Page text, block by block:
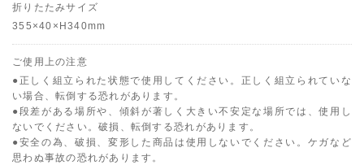
折りたたみサイズ
355×40×H340mm
ご使用上の注意
●正しく組立られた状態で使用してください。正しく組立られていな
い場合、転倒する恐れがあります。
●段差がある場所や、傾斜が著しく大きい不安定な場所では、使用し
ないでください。破損、転倒する恐れがあります。
●安全の為、破損、変形した商品は使用しないでください。ケガなど
思わぬ事故の恐れがあります。